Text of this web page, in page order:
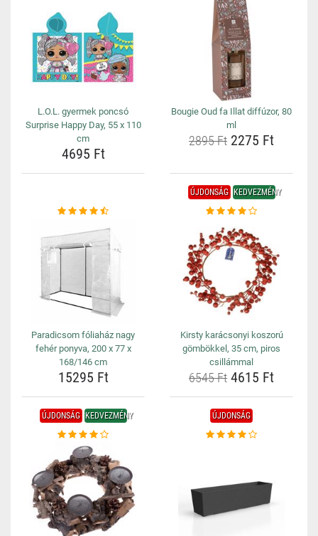
L.O.L. gyermek poncsó
Surprise Happy Day, 55 x 110
cm
4695 Ft
Bougie Oud fa Illat diffúzor, 80
ml
2895 Ft 2275 Ft
Paradicsom fóliaház nagy
fehér ponyva, 200 x 77 x
168/146 cm
15295 Ft
ÚJDONSÁG KEDVEZMÉNY
Kirsty karácsonyi koszorú
gömbökkel, 35 cm, piros
csillámmal
6545 Ft 4615 Ft
ÚJDONSÁG KEDVEZMÉNY ÚJDONSÁG